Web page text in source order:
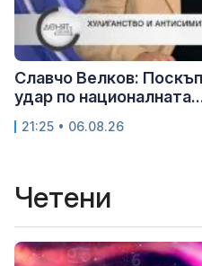
Славчо Велков:
удар по
21:25 • 06.08.26
Четени